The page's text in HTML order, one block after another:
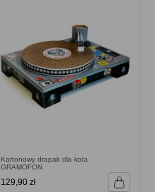
Kartonowy drapak dla kota
GRAMOFON
129,90 zł